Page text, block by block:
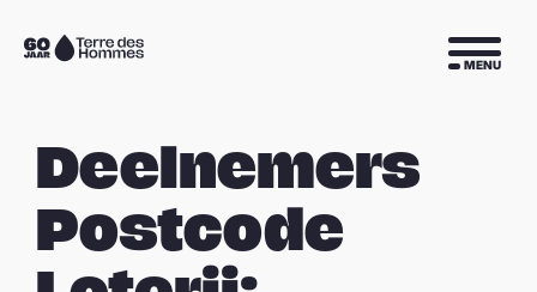
Sla navigatie over
Naar
MENU
Deelnemers
Postcode